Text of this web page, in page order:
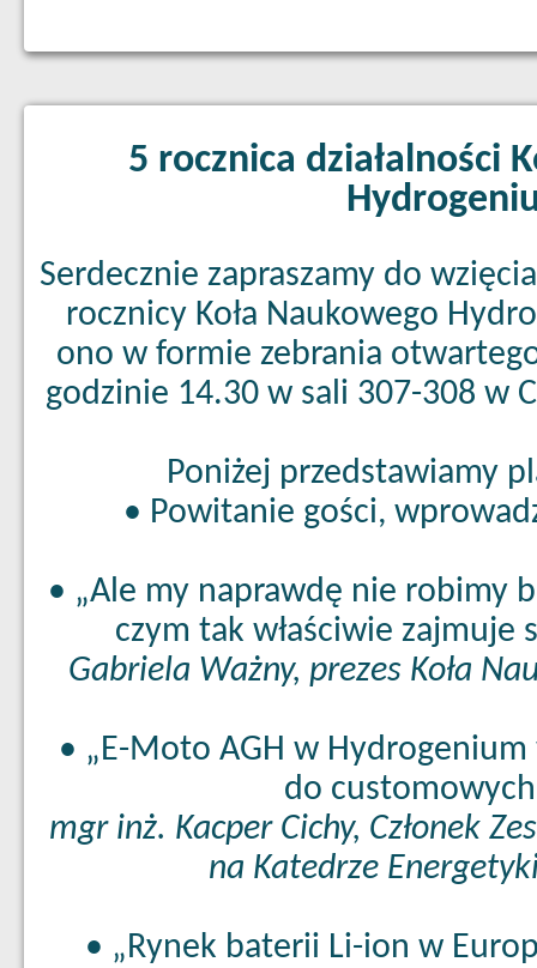
5 rocznica działalności
Serdecznie zapraszamy do
rocznicy Koła Naukowego
ono w formie zebrania
godzinie 14.30 w sali 307-308 w
Poniżej przedstawiamy
• Powitanie gości,
• „Ale my naprawdę nie robimy
czym tak właściwie zajmuje
Gabriela Ważny, prezes Koła
• „E-Moto AGH w
do customowych
mgr inż. Kacper Cichy, Członek
na Katedrze
• „Rynek baterii Li-ion w